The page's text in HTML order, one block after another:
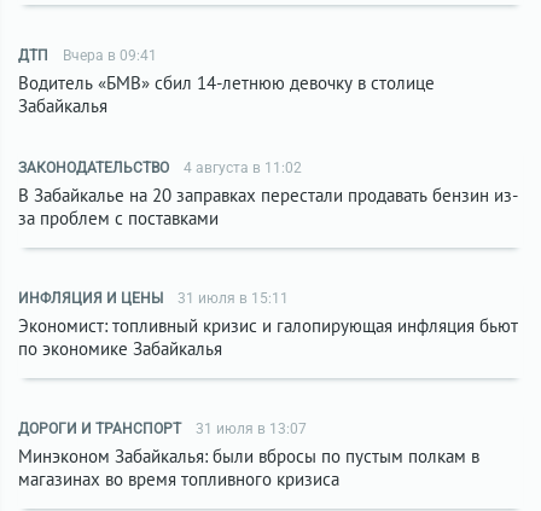
ДТП Вчера в 09:41
Водитель «БМВ» сбил 14-летнюю девочку в столице
Забайкалья
ЗАКОНОДАТЕЛЬСТВО 4 августа в 11:02
В Забайкалье на 20 заправках перестали продавать бензин из-
за проблем с поставками
ИНФЛЯЦИЯ И ЦЕНЫ 31 июля в 15:11
Экономист: топливный кризис и галопирующая инфляция бьют
по экономике Забайкалья
ДОРОГИ И ТРАНСПОРТ 31 июля в 13:07
Минэконом Забайкалья: были вбросы по пустым полкам в
магазинах во время топливного кризиса